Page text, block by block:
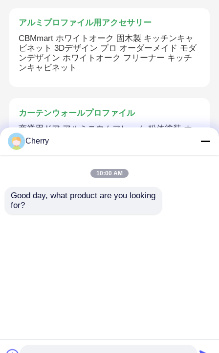
アルミプロファイル用アクセサリー
CBMmart ホワイトオーク 固木製 キッチンキャ
ビネット 3Dデザイン プロ オーダーメイド モダ
ンデザイン ホワイトオーク フリーナー キッチ
ンキャビネット
カーテンウォールプロファイル
商業用ドア アルミニウムフレーム 粉体塗装 ホ
ワイト 押出成形アルミニウムドアプロファイル
Windows are made using aluminum profiles that
are custom-designed through extrusion.
Cherry
10:00 AM
Good day, what product are you looking
for?